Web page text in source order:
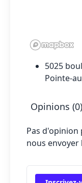
5025
Pointe-
Opinions (0)
Pas
nous envoyer